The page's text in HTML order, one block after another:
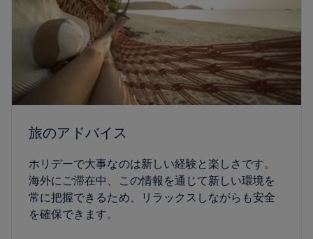
旅のアドバイス
ホリデーで大事なのは新しい経験と楽しさです。
海外にご滞在中、この情報を通じて新しい環境を
常に把握できるため、リラックスしながらも安全
を確保できます。